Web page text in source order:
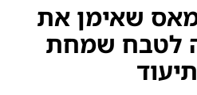
שאימן את
לטבח שמחת